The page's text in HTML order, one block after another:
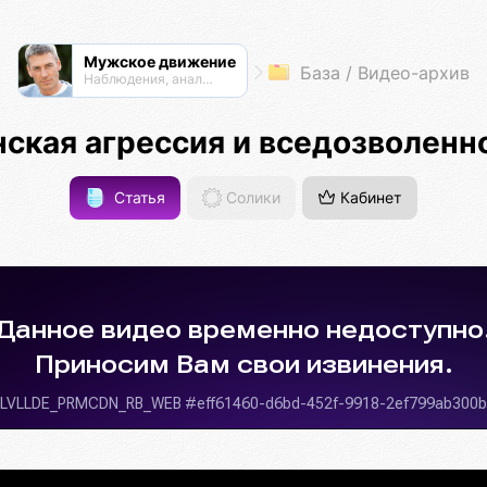
Мужское движение
Наблюдения, анализ, обсуждения База / Видео-архив
агрессия и
Статья Солики Кабинет